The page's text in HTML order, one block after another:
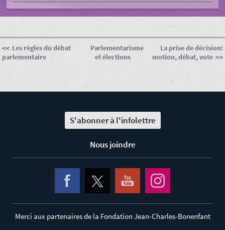
Les règles du débat
parlementaire
Parlementarisme
et élections
La prise de décision:
motion, débat, vote
S'abonner à l'infolettre
Nous joindre
Merci aux partenaires de la Fondation Jean-Charles-Bonenfant